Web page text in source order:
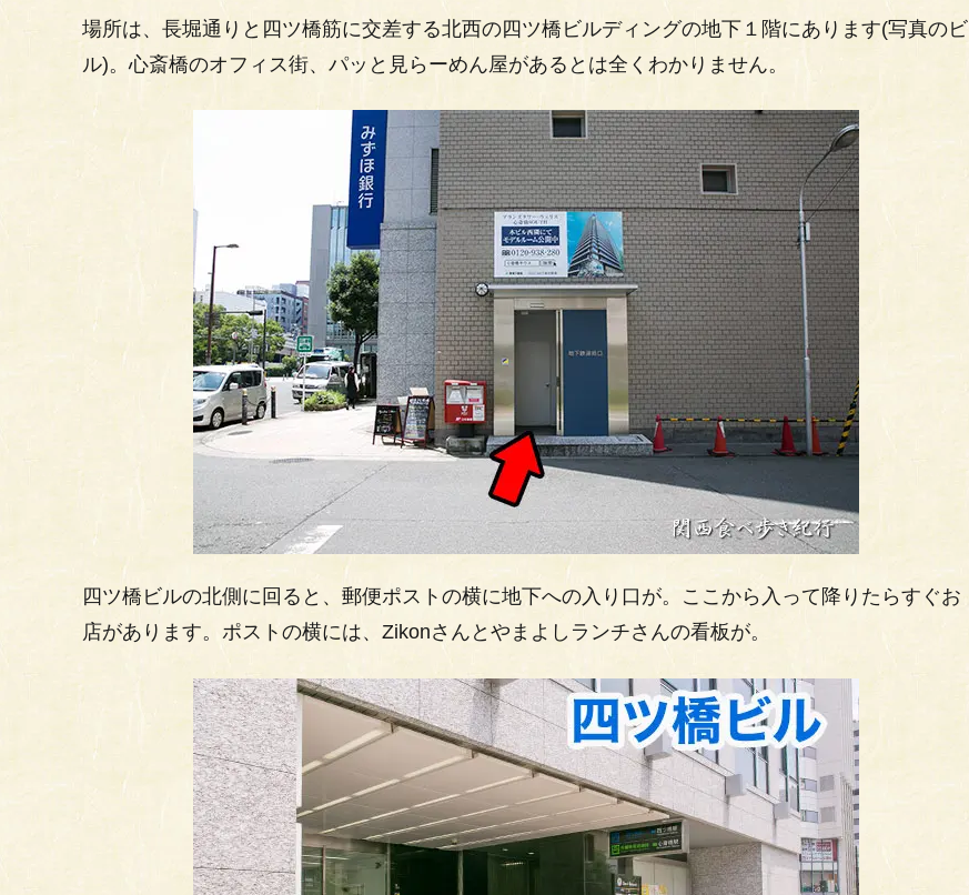
場所は、長堀通りと四ツ橋筋に交差する北西の四ツ橋ビルディングの地下１階にあります(写真のビ
ル)。心斎橋のオフィス街、パッと見らーめん屋があるとは全くわかりません。
四ツ橋ビルの北側に回ると、郵便ポストの横に地下への入り口が。ここから入って降りたらすぐお
店があります。ポストの横には、Zikonさんとやまよしランチさんの看板が。